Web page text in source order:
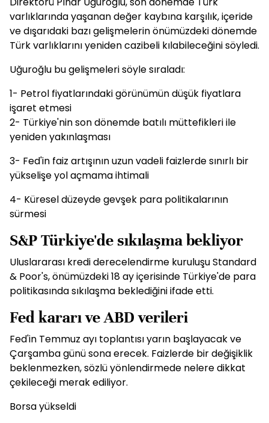
varlıklarında yaşanan değer kaybına karşılık, içeride
ve dışarıdaki bazı gelişmelerin önümüzdeki dönemde
Türk varlıklarını yeniden cazibeli kılabileceğini söyledi.
Uğuroğlu bu gelişmeleri söyle sıraladı:
1- Petrol fiyatlarındaki görünümün düşük fiyatlara
işaret etmesi
2- Türkiye'nin son dönemde batılı müttefikleri ile
yeniden yakınlaşması
3- Fed'in faiz artışının uzun vadeli faizlerde sınırlı bir
yükselişe yol açmama ihtimali
4- Küresel düzeyde gevşek para politikalarının
sürmesi
S&P Türkiye'de sıkılaşma bekliyor
Uluslararası kredi derecelendirme kuruluşu Standard
& Poor's, önümüzdeki 18 ay içerisinde Türkiye'de para
politikasında sıkılaşma beklediğini ifade etti.
Fed kararı ve ABD verileri
Fed'in Temmuz ayı toplantısı yarın başlayacak ve
Çarşamba günü sona erecek. Faizlerde bir değişiklik
beklenmezken, sözlü yönlendirmede nelere dikkat
çekileceği merak ediliyor.
Borsa yükseldi